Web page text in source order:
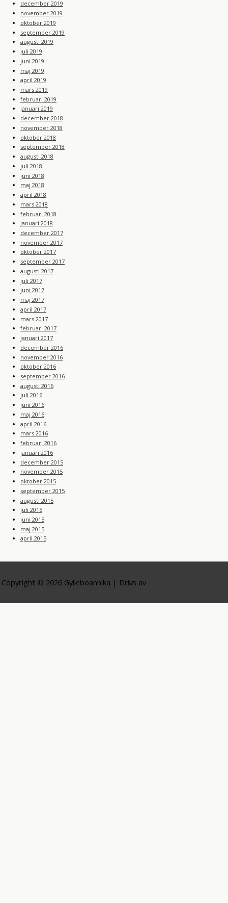
december 2019
november 2019
oktober 2019
september 2019
augusti 2019
juli 2019
juni 2019
maj 2019
april 2019
mars 2019
februari 2019
januari 2019
december 2018
november 2018
oktober 2018
september 2018
augusti 2018
juli 2018
juni 2018
maj 2018
april 2018
mars 2018
februari 2018
januari 2018
december 2017
november 2017
oktober 2017
september 2017
augusti 2017
juli 2017
juni 2017
maj 2017
april 2017
mars 2017
februari 2017
januari 2017
december 2016
november 2016
oktober 2016
september 2016
augusti 2016
juli 2016
juni 2016
maj 2016
april 2016
mars 2016
februari 2016
januari 2016
december 2015
november 2015
oktober 2015
september 2015
augusti 2015
juli 2015
juni 2015
maj 2015
april 2015
Copyright © 2026 Gylleboannika | Drivs av